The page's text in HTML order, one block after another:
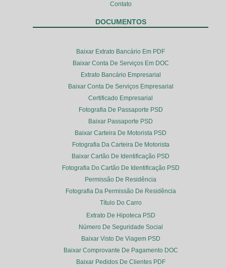
Contato
DOCUMENTOS
Baixar Extrato Bancário Em PDF
Baixar Conta De Serviços Em DOC
Extrato Bancário Empresarial
Baixar Conta De Serviços Empresarial
Certificado Empresarial
Fotografia De Passaporte PSD
Baixar Passaporte PSD
Baixar Carteira De Motorista PSD
Fotografia Da Carteira De Motorista
Baixar Cartão De Identificação PSD
Fotografia Do Cartão De Identificação PSD
Permissão De Residência
Fotografia Da Permissão De Residência
Título Do Carro
Extrato De Hipoteca PSD
Número De Seguridade Social
Baixar Visto De Viagem PSD
Baixar Comprovante De Pagamento DOC
Baixar Pedidos De Clientes PDF